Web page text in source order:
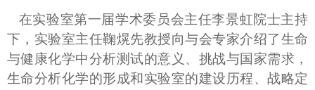
在实验室第一届学术委员会主任李景虹院士主持
下，实验室主任鞠熀先教授向与会专家介绍了生命
与健康化学中分析测试的意义、挑战与国家需求，
生命分析化学的形成和实验室的建设历程、战略定